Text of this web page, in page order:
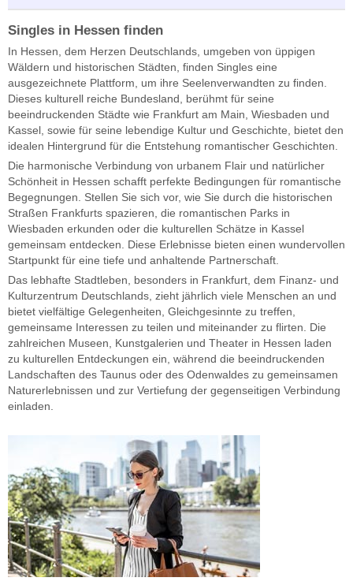
Singles in Hessen finden
In Hessen, dem Herzen Deutschlands, umgeben von üppigen
Wäldern und historischen Städten, finden Singles eine
ausgezeichnete Plattform, um ihre Seelenverwandten zu finden.
Dieses kulturell reiche Bundesland, berühmt für seine
beeindruckenden Städte wie Frankfurt am Main, Wiesbaden und
Kassel, sowie für seine lebendige Kultur und Geschichte, bietet den
idealen Hintergrund für die Entstehung romantischer Geschichten.
Die harmonische Verbindung von urbanem Flair und natürlicher
Schönheit in Hessen schafft perfekte Bedingungen für romantische
Begegnungen. Stellen Sie sich vor, wie Sie durch die historischen
Straßen Frankfurts spazieren, die romantischen Parks in
Wiesbaden erkunden oder die kulturellen Schätze in Kassel
gemeinsam entdecken. Diese Erlebnisse bieten einen wundervollen
Startpunkt für eine tiefe und anhaltende Partnerschaft.
Das lebhafte Stadtleben, besonders in Frankfurt, dem Finanz- und
Kulturzentrum Deutschlands, zieht jährlich viele Menschen an und
bietet vielfältige Gelegenheiten, Gleichgesinnte zu treffen,
gemeinsame Interessen zu teilen und miteinander zu flirten. Die
zahlreichen Museen, Kunstgalerien und Theater in Hessen laden
zu kulturellen Entdeckungen ein, während die beeindruckenden
Landschaften des Taunus oder des Odenwaldes zu gemeinsamen
Naturerlebnissen und zur Vertiefung der gegenseitigen Verbindung
einladen.